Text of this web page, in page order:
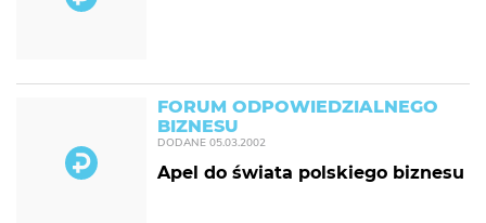
FORUM ODPOWIEDZIALNEGO
BIZNESU
DODANE 05.03.2002
Apel do świata polskiego biznesu